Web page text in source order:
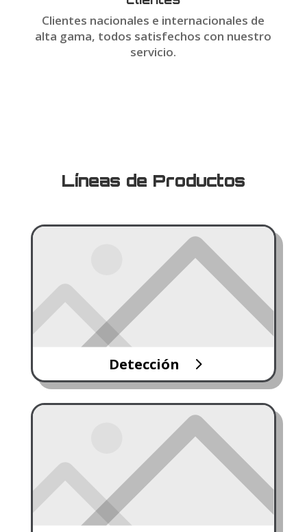
Clientes nacionales e internacionales de
alta gama, todos satisfechos con nuestro
servicio.
Líneas de Productos
Detección